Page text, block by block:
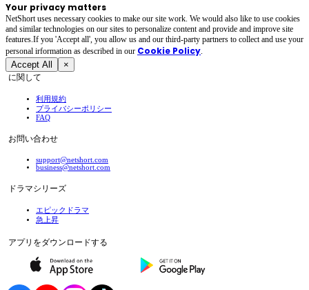
Your privacy matters
NetShort uses necessary cookies to make our site work. We would also like to use cookies
and similar technologies on our sites to personalize content and provide and improve site
features.If you 'Accept all', you allow us and our third-party partners to collect and use your
personal irformation as described in our Cookie Policy.
Accept All ×
に関して
利用規約
プライバシーポリシー
FAQ
お問い合わせ
support@netshort.com
business@netshort.com
ドラマシリーズ
エピックドラマ
急上昇
アプリをダウンロードする